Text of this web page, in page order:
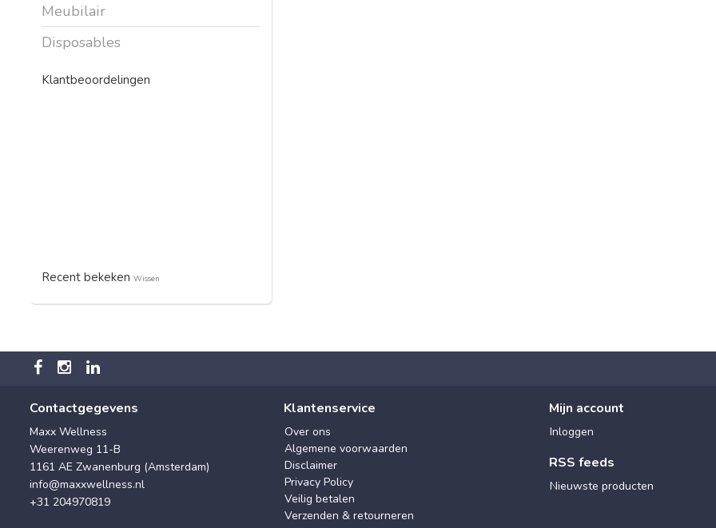
Meubilair
Disposables
Klantbeoordelingen
Recent bekeken Wissen
Contactgegevens
Maxx Wellness
Weerenweg 11-B
1161 AE Zwanenburg (Amsterdam)
info@maxxwellness.nl
+31 204970819
Klantenservice
Over ons
Algemene voorwaarden
Disclaimer
Privacy Policy
Veilig betalen
Verzenden & retourneren
Mijn account
Inloggen
RSS feeds
Nieuwste producten